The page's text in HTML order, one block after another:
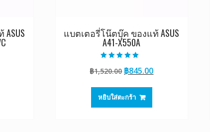
แบตเตอรี่โน๊ตบุ๊ค ของแท้ ASUS
A41-X550A
5.00
ตั้งแต่ 1-5
฿1,520.00 Original
was:
฿1,520.00.
฿845.00Current
หยิบใส่ตะกร้า